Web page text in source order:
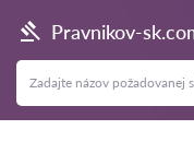
Pravnikov-
Späť